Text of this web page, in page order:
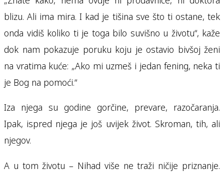
blizu. Ali ima mira. I kad je tišina sve što ti ostane, tek
onda vidiš koliko ti je toga bilo suvišno u životu“, kaže
dok nam pokazuje poruku koju je ostavio bivšoj ženi
na vratima kuće: „Ako mi uzmeš i jedan fening, neka ti
je Bog na pomoći.“
Iza njega su godine gorčine, prevare, razočaranja.
Ipak, ispred njega je još uvijek život. Skroman, tih, ali
njegov.
A u tom životu – Nihad više ne traži ničije priznanje.